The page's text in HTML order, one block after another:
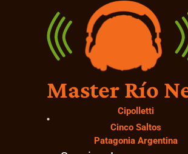
Master Río
Cipolletti
Cinco Saltos
Patagonia Argentina